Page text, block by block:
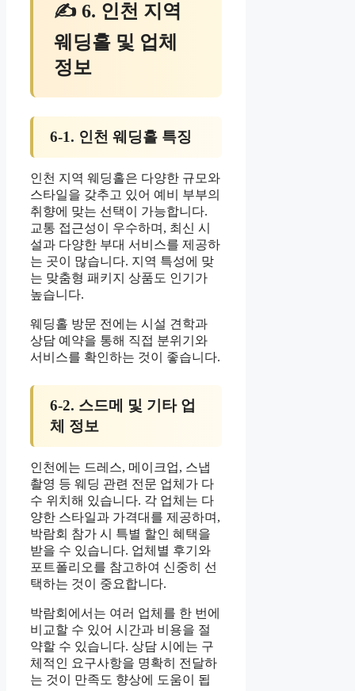
✍ 6. 인천 지역
웨딩홀 및 업체
정보
6-1. 인천 웨딩홀 특징
인천 지역 웨딩홀은 다양한 규모와
스타일을 갖추고 있어 예비 부부의
취향에 맞는 선택이 가능합니다.
교통 접근성이 우수하며, 최신 시
설과 다양한 부대 서비스를 제공하
는 곳이 많습니다. 지역 특성에 맞
는 맞춤형 패키지 상품도 인기가
높습니다.
웨딩홀 방문 전에는 시설 견학과
상담 예약을 통해 직접 분위기와
서비스를 확인하는 것이 좋습니다.
6-2. 스드메 및 기타 업
체 정보
인천에는 드레스, 메이크업, 스냅
촬영 등 웨딩 관련 전문 업체가 다
수 위치해 있습니다. 각 업체는 다
양한 스타일과 가격대를 제공하며,
박람회 참가 시 특별 할인 혜택을
받을 수 있습니다. 업체별 후기와
포트폴리오를 참고하여 신중히 선
택하는 것이 중요합니다.
박람회에서는 여러 업체를 한 번에
비교할 수 있어 시간과 비용을 절
약할 수 있습니다. 상담 시에는 구
체적인 요구사항을 명확히 전달하
는 것이 만족도 향상에 도움이 됩